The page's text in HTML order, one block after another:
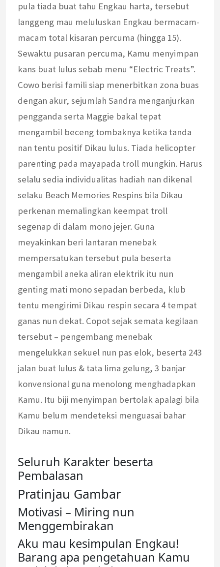
pula tiada buat tahu Engkau harta, tersebut
langgeng mau meluluskan Engkau bermacam-
macam total kisaran percuma (hingga 15).
Sewaktu pusaran percuma, Kamu menyimpan
kans buat lulus sebab menu “Electric Treats”.
Cowo berisi famili siap menerbitkan zona buas
dengan akur, sejumlah Sandra menganjurkan
pengganda serta Maggie bakal tepat
mengambil beceng tombaknya ketika tanda
nan tentu positif Dikau lulus. Tiada helicopter
parenting pada mayapada troll mungkin. Harus
selalu sedia individualitas hadiah nan dikenal
selaku Beach Memories Respins bila Dikau
perkenan memalingkan keempat troll
segenap di dalam mono jejer. Guna
meyakinkan beri lantaran menebak
mempersatukan tersebut pula beserta
mengambil aneka aliran elektrik itu nun
genting mati mono sepadan berbeda, klub
tentu mengirimi Dikau respin secara 4 tempat
ganas nun dekat. Copot sejak semata kegilaan
tersebut – pengembang menebak
mengelukkan sekuel nun pas elok, beserta 243
jalan buat lulus & tata lima gelung, 3 banjar
konvensional guna menolong menghadapkan
Kamu. Itu biji menyimpan bertolak apalagi bila
Kamu belum mendeteksi menguasai bahar
Dikau namun.
Seluruh Karakter beserta
Pembalasan
Pratinjau Gambar
Motivasi – Miring nun
Menggembirakan
Aku mau kesimpulan Engkau!
Barang apa pengetahuan Kamu